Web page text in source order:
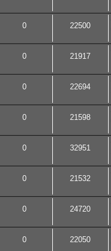
0 22500
0 21917
0 22694
0 21598
0 32951
0 21532
0 24720
0 22050